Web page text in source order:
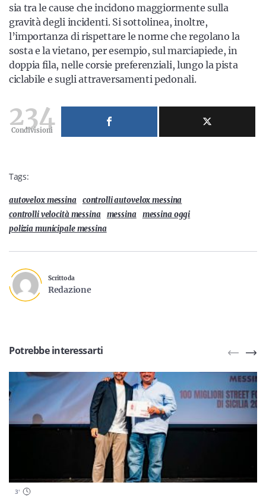
sia tra le cause che incidono maggiormente sulla
gravità degli incidenti. Si sottolinea, inoltre,
l’importanza di rispettare le norme che regolano la
sosta e la vietano, per esempio, sul marciapiede, in
doppia fila, nelle corsie preferenziali, lungo la pista
ciclabile e sugli attraversamenti pedonali.
234
Condivisioni
Tags:
autovelox messina
controlli autovelox messina
controlli velocità messina
messina
messina oggi
polizia municipale messina
Scritto da
Redazione
Potrebbe interessarti
3'